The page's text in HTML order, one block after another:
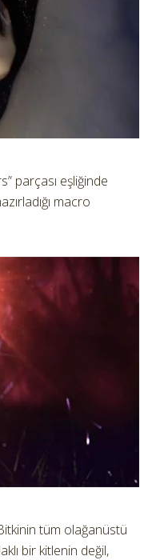
parçası eşliğinde
macro
tüm olağanüstü
bir kitlenin değil,